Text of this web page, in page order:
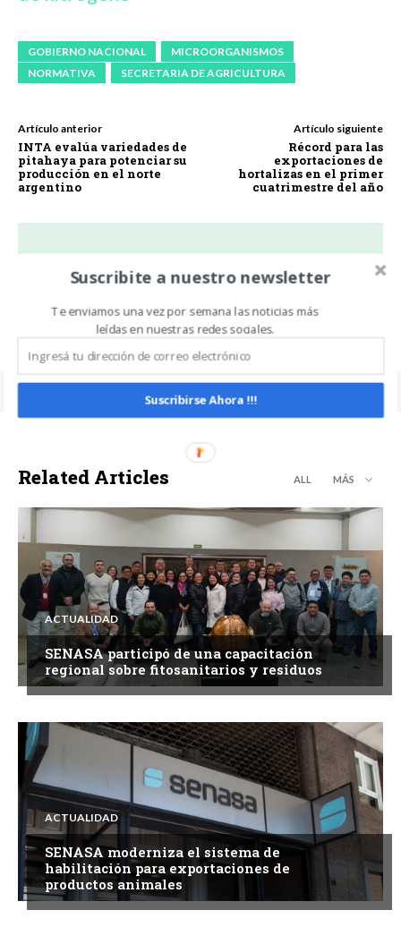
GOBIERNO NACIONAL
MICROORGANISMOS
NORMATIVA
SECRETARIA DE AGRICULTURA
Artículo anterior
INTA evalúa variedades de
pitahaya para potenciar su
producción en el norte
argentino
Artículo siguiente
Récord para las
exportaciones de
hortalizas en el primer
cuatrimestre del año
Carlos Oliveira Espil
https://www.noticiasdecampo.com/
Related Articles ALL MÁS
ACTUALIDAD
SENASA participó de una capacitación
regional sobre fitosanitarios y residuos
ACTUALIDAD
SENASA moderniza el sistema de
habilitación para exportaciones de
productos animales
Suscribite a nuestro newsletter
Te enviamos una vez por semana las noticias más
leídas en nuestras redes sociales.
Suscribirse Ahora !!!